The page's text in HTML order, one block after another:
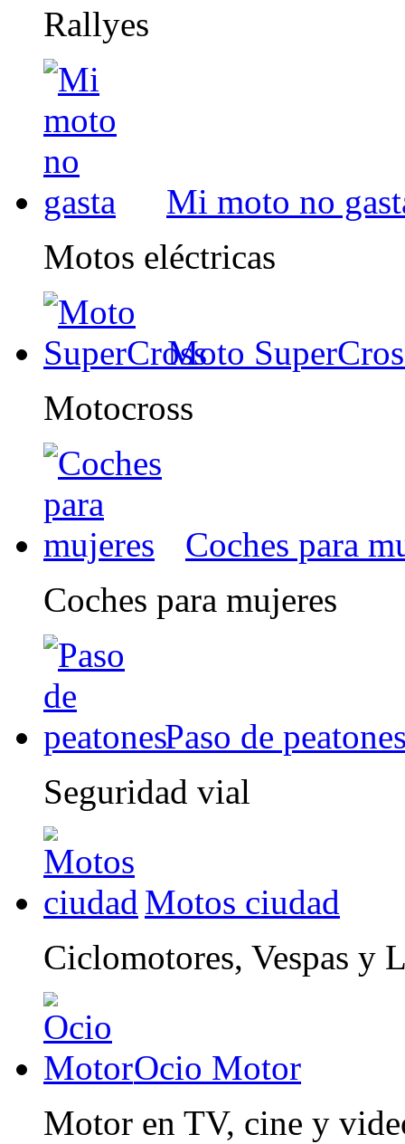
Rallyes
Mi moto no
Motos eléctricas
Moto
Motocross
Coches para
Coches para mujeres
Paso de
Seguridad vial
Motos ciudad
Ciclomotores, Vespas y
Ocio Motor
Motor en TV, cine y